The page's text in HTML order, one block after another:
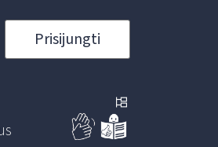
Prisijungti